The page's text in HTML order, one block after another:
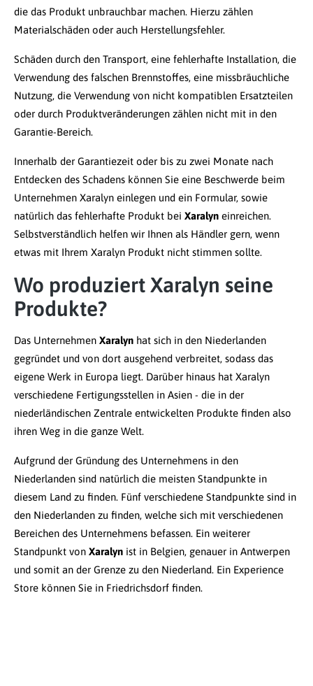
die das Produkt unbrauchbar machen. Hierzu zählen
Materialschäden oder auch Herstellungsfehler.
Schäden durch den Transport, eine fehlerhafte Installation, die
Verwendung des falschen Brennstoffes, eine missbräuchliche
Nutzung, die Verwendung von nicht kompatiblen Ersatzteilen
oder durch Produktveränderungen zählen nicht mit in den
Garantie-Bereich.
Innerhalb der Garantiezeit oder bis zu zwei Monate nach
Entdecken des Schadens können Sie eine Beschwerde beim
Unternehmen Xaralyn einlegen und ein Formular, sowie
natürlich das fehlerhafte Produkt bei Xaralyn einreichen.
Selbstverständlich helfen wir Ihnen als Händler gern, wenn
etwas mit Ihrem Xaralyn Produkt nicht stimmen sollte.
Wo produziert Xaralyn seine
Produkte?
Das Unternehmen Xaralyn hat sich in den Niederlanden
gegründet und von dort ausgehend verbreitet, sodass das
eigene Werk in Europa liegt. Darüber hinaus hat Xaralyn
verschiedene Fertigungsstellen in Asien - die in der
niederländischen Zentrale entwickelten Produkte finden also
ihren Weg in die ganze Welt.
Aufgrund der Gründung des Unternehmens in den
Niederlanden sind natürlich die meisten Standpunkte in
diesem Land zu finden. Fünf verschiedene Standpunkte sind in
den Niederlanden zu finden, welche sich mit verschiedenen
Bereichen des Unternehmens befassen. Ein weiterer
Standpunkt von Xaralyn ist in Belgien, genauer in Antwerpen
und somit an der Grenze zu den Niederland. Ein Experience
Store können Sie in Friedrichsdorf finden.